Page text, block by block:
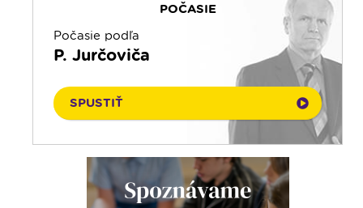
08. 08. 2026
Viera do vrecka
Na úsmev a zamyslenie
08. 08. 2026
POČASIE
Počasie podľa
P. Jurčoviča
SPUSTIŤ